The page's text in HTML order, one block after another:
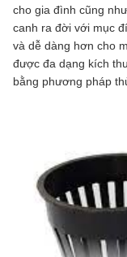
cho gia đình cũng
canh ra đời với mục
và dễ dàng hơn cho
được đa dạng kích
bằng phương pháp